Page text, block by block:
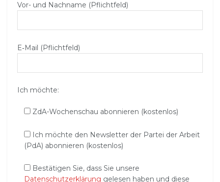
Vor- und Nachname (Pflichtfeld)
E‑Mail (Pflichtfeld)
Ich möchte:
ZdA-Wochenschau abonnieren (kostenlos)
Ich möchte den Newsletter der Partei der Arbeit
(PdA) abonnieren (kostenlos)
Bestätigen Sie, dass Sie unsere
Datenschutzerklärung gelesen haben und diese